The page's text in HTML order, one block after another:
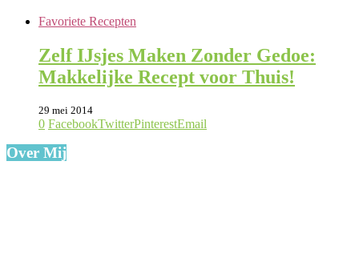
Favoriete Recepten
Zelf IJsjes Maken Zonder Gedoe:
Makkelijke Recept voor Thuis!
29 mei 2014
0 FacebookTwitterPinterestEmail
Over Mij